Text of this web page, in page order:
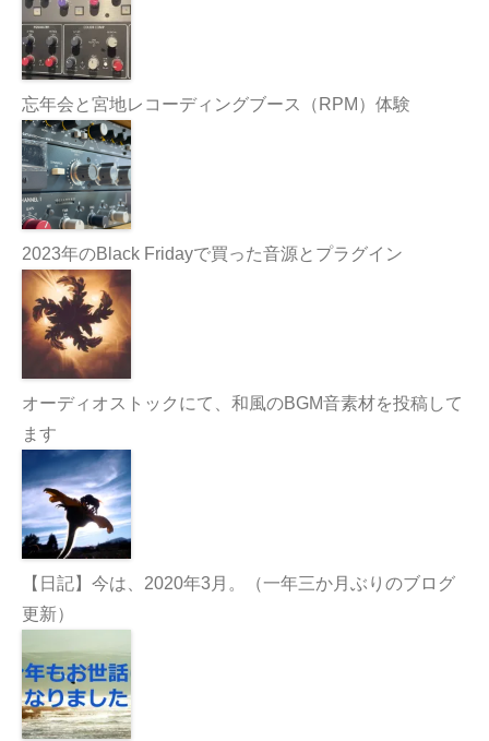
忘年会と宮地レコーディングブース（RPM）体験
2023年のBlack Fridayで買った音源とプラグイン
オーディオストックにて、和風のBGM音素材を投稿して
ます
【日記】今は、2020年3月。（一年三か月ぶりのブログ
更新）